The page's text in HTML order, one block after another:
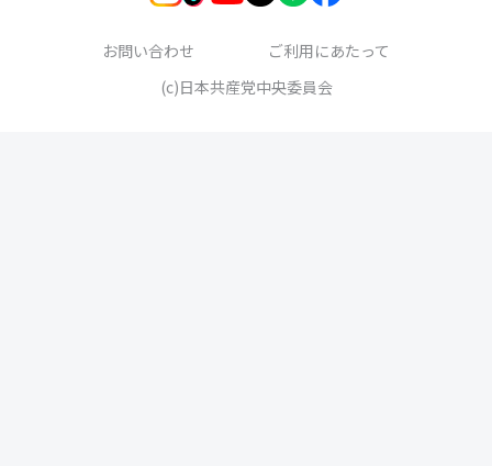
お問い合わせ
ご利用にあたって
(c)日本共産党中央委員会